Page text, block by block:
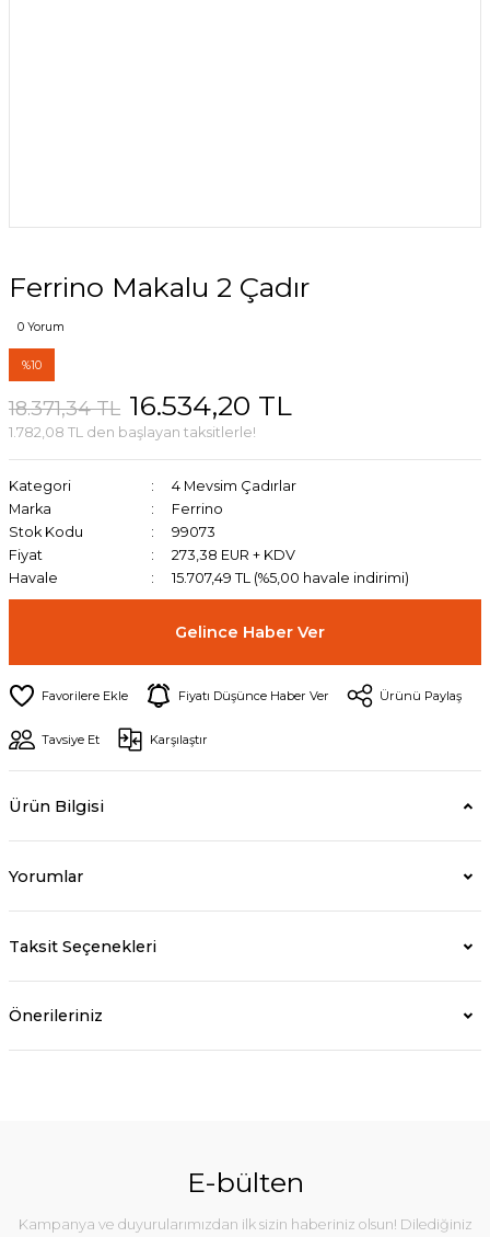
Ferrino Makalu 2 Çadır
0 Yorum
%10
18.371,34 TL 16.534,20 TL
1.782,08 TL den başlayan taksitlerle!
Kategori
4 Mevsim Çadırlar
Marka
Ferrino
Stok Kodu
99073
Fiyat
273,38 EUR + KDV
Havale
15.707,49 TL (%5,00 havale indirimi)
Gelince Haber Ver
Fiyatı Düşünce Haber Ver Ürünü Paylaş
Tavsiye Et Karşılaştır
Ürün Bilgisi
Yorumlar
Taksit Seçenekleri
Önerileriniz
E-bülten
Kampanya ve duyurularımızdan ilk sizin haberiniz olsun! Dilediğiniz